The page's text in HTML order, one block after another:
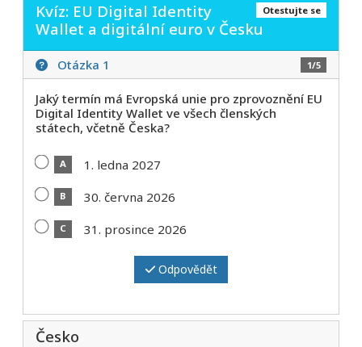
Otestujte se
Kvíz: EU Digital Identity
Wallet a digitální euro v Česku
Otázka 1 1/5
Jaký termín má Evropská unie pro zprovoznění EU
Digital Identity Wallet ve všech členských
státech, včetně Česka?
A 1. ledna 2027
B 30. června 2026
C 31. prosince 2026
Odpovědět
Česko